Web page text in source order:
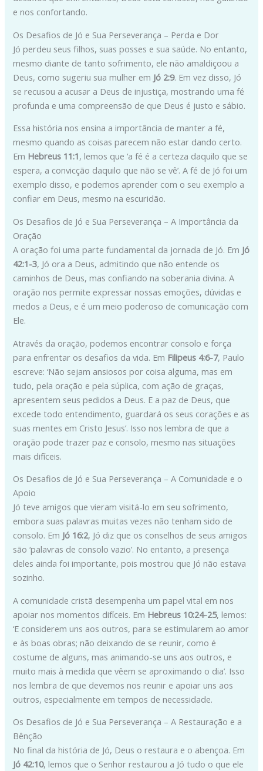
e nos confortando.
Os Desafios de Jó e Sua Perseverança – Perda e Dor
Jó perdeu seus filhos, suas posses e sua saúde. No entanto,
mesmo diante de tanto sofrimento, ele não amaldiçoou a
Deus, como sugeriu sua mulher em Jó 2:9. Em vez disso, Jó
se recusou a acusar a Deus de injustiça, mostrando uma fé
profunda e uma compreensão de que Deus é justo e sábio.
Essa história nos ensina a importância de manter a fé,
mesmo quando as coisas parecem não estar dando certo.
Em Hebreus 11:1, lemos que ‘a fé é a certeza daquilo que se
espera, a convicção daquilo que não se vê’. A fé de Jó foi um
exemplo disso, e podemos aprender com o seu exemplo a
confiar em Deus, mesmo na escuridão.
Os Desafios de Jó e Sua Perseverança – A Importância da
Oração
A oração foi uma parte fundamental da jornada de Jó. Em Jó
42:1-3, Jó ora a Deus, admitindo que não entende os
caminhos de Deus, mas confiando na soberania divina. A
oração nos permite expressar nossas emoções, dúvidas e
medos a Deus, e é um meio poderoso de comunicação com
Ele.
Através da oração, podemos encontrar consolo e força
para enfrentar os desafios da vida. Em Filipeus 4:6-7, Paulo
escreve: ‘Não sejam ansiosos por coisa alguma, mas em
tudo, pela oração e pela súplica, com ação de graças,
apresentem seus pedidos a Deus. E a paz de Deus, que
excede todo entendimento, guardará os seus corações e as
suas mentes em Cristo Jesus’. Isso nos lembra de que a
oração pode trazer paz e consolo, mesmo nas situações
mais difíceis.
Os Desafios de Jó e Sua Perseverança – A Comunidade e o
Apoio
Jó teve amigos que vieram visitá-lo em seu sofrimento,
embora suas palavras muitas vezes não tenham sido de
consolo. Em Jó 16:2, Jó diz que os conselhos de seus amigos
são ‘palavras de consolo vazio’. No entanto, a presença
deles ainda foi importante, pois mostrou que Jó não estava
sozinho.
A comunidade cristã desempenha um papel vital em nos
apoiar nos momentos difíceis. Em Hebreus 10:24-25, lemos:
‘E considerem uns aos outros, para se estimularem ao amor
e às boas obras; não deixando de se reunir, como é
costume de alguns, mas animando-se uns aos outros, e
muito mais à medida que vêem se aproximando o dia’. Isso
nos lembra de que devemos nos reunir e apoiar uns aos
outros, especialmente em tempos de necessidade.
Os Desafios de Jó e Sua Perseverança – A Restauração e a
Bênção
No final da história de Jó, Deus o restaura e o abençoa. Em
Jó 42:10, lemos que o Senhor restaurou a Jó tudo o que ele